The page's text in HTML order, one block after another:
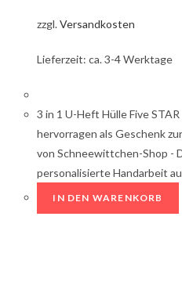
zzgl.Versandkosten
Lieferzeit: ca. 3-4 Werktage
3 in 1 U-Heft Hülle Five
hervorragen als Geschenk
von Schneewittchen-Shop -
personalisierte Handarbeit
IN DEN WARENKORB